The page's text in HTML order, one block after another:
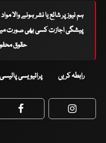
ہم نیوز پر شائع یا نشر ہونے والا
پیشگی اجازت کسی بھی صورت میں
حقوق
رابطہ کریں پرائیویسی پالیسی
Facebook